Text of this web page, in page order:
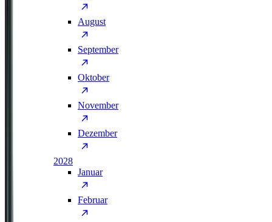
August
September
Oktober
November
Dezember
2028
Januar
Februar